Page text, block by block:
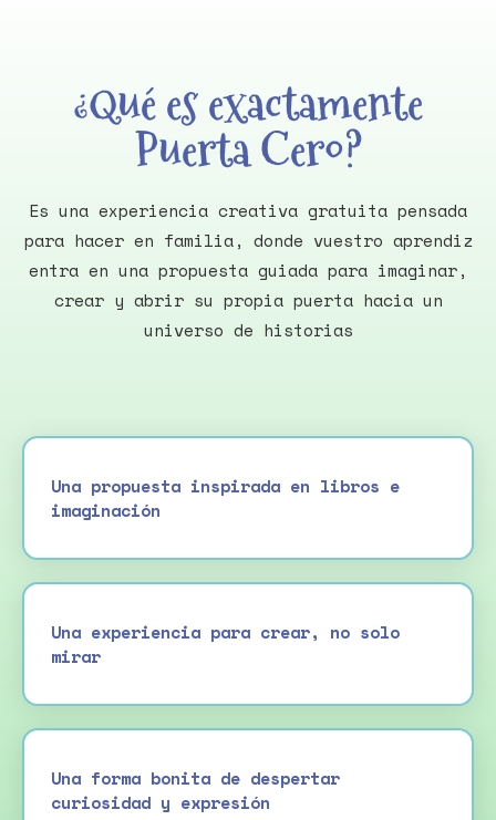
¿Qué es exactamente
Puerta Cero?
Es una experiencia creativa gratuita pensada
para hacer en familia, donde vuestro aprendiz
entra en una propuesta guiada para imaginar,
crear y abrir su propia puerta hacia un
universo de historias
Una propuesta inspirada en libros e
imaginación
Una experiencia para crear, no solo
mirar
Una forma bonita de despertar
curiosidad y expresión